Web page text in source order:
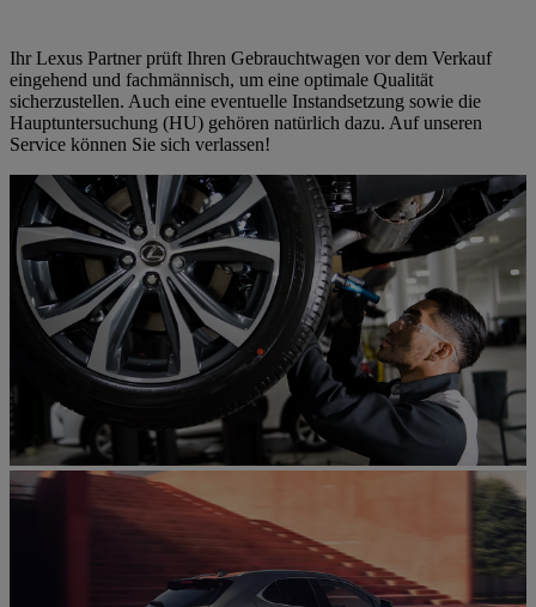
Ihr Lexus Partner prüft Ihren Gebrauchtwagen vor dem Verkauf
eingehend und fachmännisch, um eine optimale Qualität
sicherzustellen. Auch eine eventuelle Instandsetzung sowie die
Hauptuntersuchung (HU) gehören natürlich dazu. Auf unseren
Service können Sie sich verlassen!